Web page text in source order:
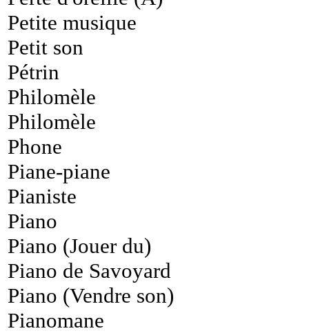
Petite musique
Petit son
Pétrin
Philomèle
Philomèle
Phone
Piane-piane
Pianiste
Piano
Piano (Jouer du)
Piano de Savoyard
Piano (Vendre son)
Pianomane